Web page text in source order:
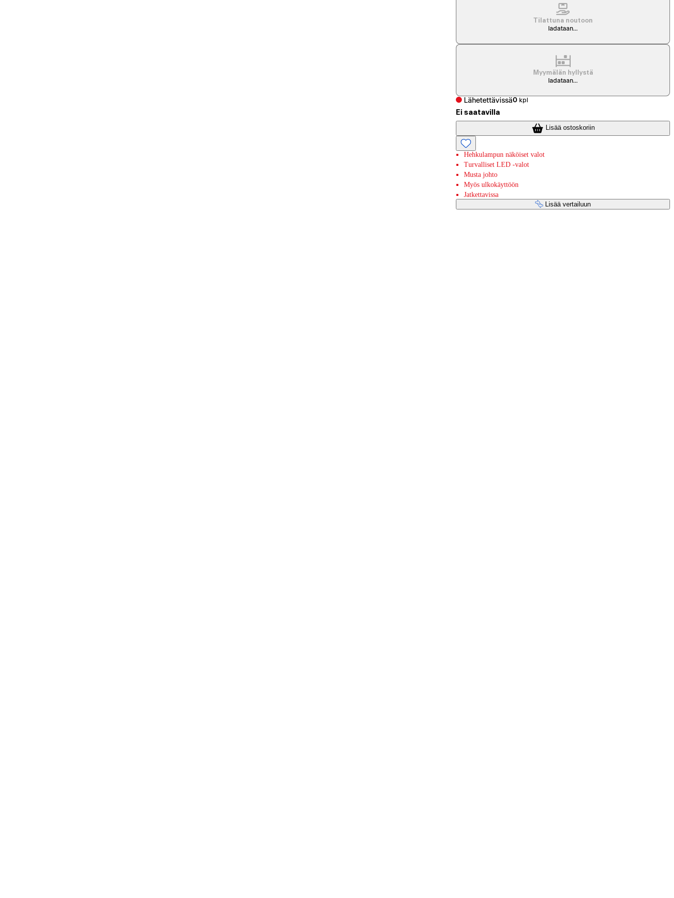
Tilattuna noutoon
ladataan...
Myymälän hyllystä
ladataan...
Lähetettävissä0 kpl
Ei saatavilla
Lisää ostoskoriin
Hehkulampun näköiset valot
Turvalliset LED -valot
Musta johto
Myös ulkokäyttöön
Jatkettavissa
Lisää vertailuun